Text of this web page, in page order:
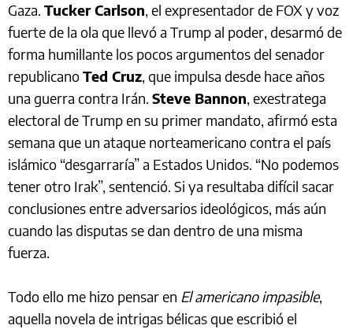
Gaza. Tucker Carlson, el expresentador de FOX y voz
fuerte de la ola que llevó a Trump al poder, desarmó de
forma humillante los pocos argumentos del senador
republicanoTed Cruz, que impulsa desde hace años
una guerra contra Irán. Steve Bannon, exestratega
electoral de Trump en su primer mandato, afirmó esta
semana que un ataque norteamericano contra el país
islámico “desgarraría” a Estados Unidos. “No podemos
tener otro Irak”, sentenció. Si ya resultaba difícil sacar
conclusiones entre adversarios ideológicos, más aún
cuando las disputas se dan dentro de una misma
fuerza.
Todo ello me hizo pensar en El americano impasible,
aquella novela de intrigas bélicas que escribió el